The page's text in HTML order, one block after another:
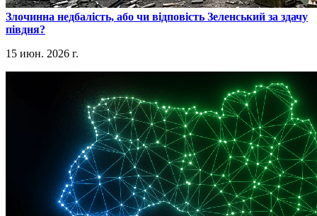
​Злочинна недбалість, або чи відповість Зеленський за здачу
півдня?
15 июн. 2026 г.